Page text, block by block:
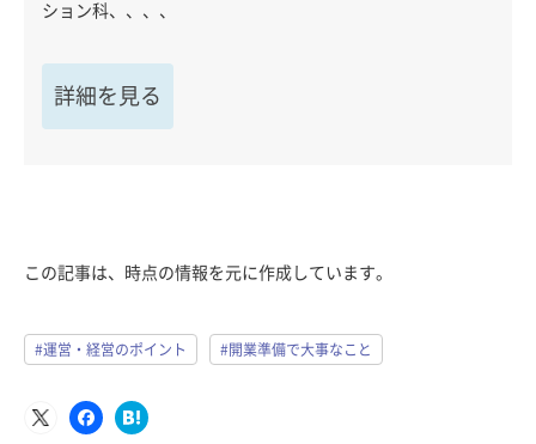
ション科、、、、
詳細を見る
この記事は、時点の情報を元に作成しています。
#運営・経営のポイント #開業準備で大事なこと